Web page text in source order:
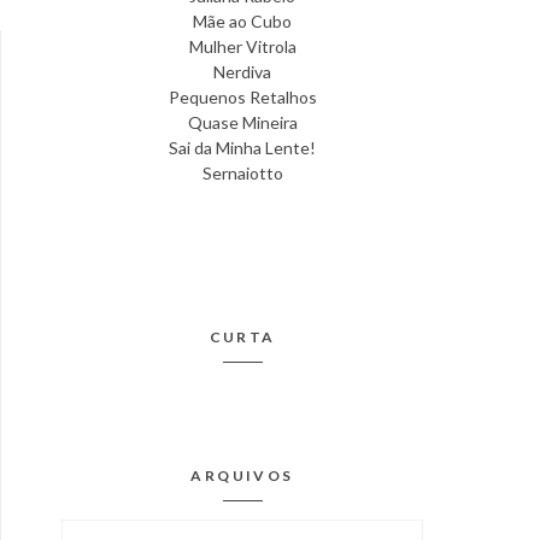
Mãe ao Cubo
Mulher Vitrola
Nerdiva
Pequenos Retalhos
Quase Mineira
Sai da Minha Lente!
Sernaiotto
CURTA
ARQUIVOS
Arquivos